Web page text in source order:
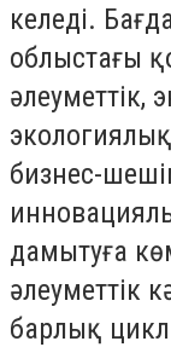
келеді.
облыстағы
әлеуметтік,
экологиялық
бизнес-
дамытуға
әлеуметтік
барлық